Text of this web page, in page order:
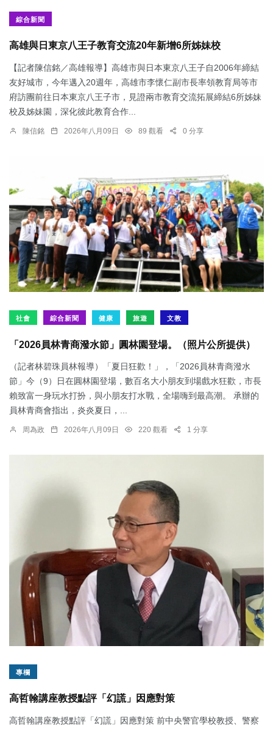
綜合新聞
高雄與日東京八王子教育交流20年新增6所姊妹校
【記者陳信銘／高雄報導】高雄市與日本東京八王子自2006年締結
友好城市，今年邁入20週年，高雄市李懷仁副市長率領教育局等市
府訪團前往日本東京八王子市，見證兩市教育交流拓展締結6所姊妹
校及姊妹園，深化彼此教育合作...
陳信銘 2026年八月09日 89 觀看 0 分享
社會 綜合新聞 健康 旅遊 文教
「2026員林青商潑水節」圓林園登場。（照片公所提供）
（記者林碧珠員林報導）「夏日狂歡！」，「2026員林青商潑水
節」今（9）日在圓林園登場，數百名大小朋友到場戲水狂歡，市長
賴致富一身玩水打扮，與小朋友打水戰，全場嗨到最高潮。 承辦的
員林青商會指出，炎炎夏日，...
周為政 2026年八月09日 220 觀看 1 分享
專欄
高哲翰講座教授點評「幻謊」因應對策
高哲翰講座教授點評「幻謊」因應對策 前中央警官學校教授、警察